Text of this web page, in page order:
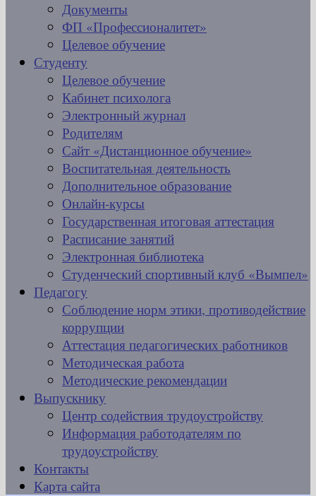
Документы
ФП «Профессионалитет»
Целевое обучение
Студенту
Целевое обучение
Кабинет психолога
Электронный журнал
Родителям
Сайт «Дистанционное обучение»
Воспитательная деятельность
Дополнительное образование
Онлайн-курсы
Государственная итоговая аттестация
Расписание занятий
Электронная библиотека
Студенческий спортивный клуб «Вымпел»
Педагогу
Соблюдение норм этики, противодействие
коррупции
Аттестация педагогических работников
Методическая работа
Методические рекомендации
Выпускнику
Центр содействия трудоустройству
Информация работодателям по
трудоустройству
Контакты
Карта сайта